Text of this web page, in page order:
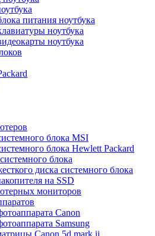
питания ноутбука
ноутбука
ноутбука
блока MSI
блока Hewlett Packard
блока
диска системного блока
на SSD
мониторов
Canon
Samsung
Canon 5d mark ii